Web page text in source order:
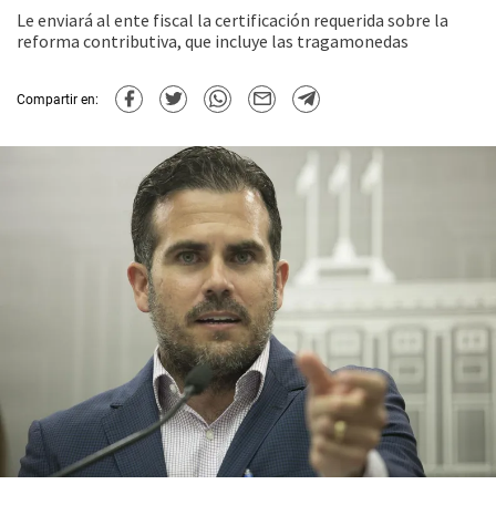
Le enviará al ente fiscal la certificación requerida sobre la
reforma contributiva, que incluye las tragamonedas
Compartir en: